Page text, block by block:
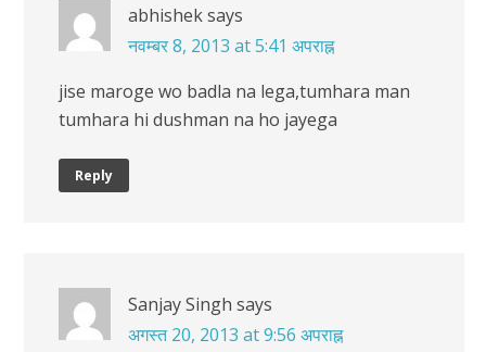
abhishek says
नवम्बर 8, 2013 at 5:41 अपराह्न
jise maroge wo badla na lega,tumhara man
tumhara hi dushman na ho jayega
Reply
Sanjay Singh says
अगस्त 20, 2013 at 9:56 अपराह्न